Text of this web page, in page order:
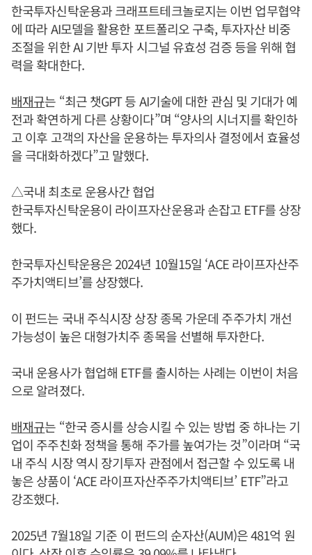
한국투자신탁운용과 크래프트테크놀로지는 이번 업무협약
에 따라 AI모델을 활용한 포트폴리오 구축, 투자자산 비중
조절을 위한 AI 기반 투자 시그널 유효성 검증 등을 위해 협
력을 확대한다.
배재규는 “최근 챗GPT 등 AI기술에 대한 관심 및 기대가 예
전과 확연하게 다른 상황이다”며 “양사의 시너지를 확인하
고 이후 고객의 자산을 운용하는 투자의사 결정에서 효율성
을 극대화하겠다”고 말했다.
△국내 최초로 운용사간 협업
한국투자신탁운용이 라이프자산운용과 손잡고 ETF를 상장
했다.
한국투자신탁운용은 2024년 10월15일 ‘ACE 라이프자산주
주가치액티브’를 상장했다.
이 펀드는 국내 주식시장 상장 종목 가운데 주주가치 개선
가능성이 높은 대형가치주 종목을 선별해 투자한다.
국내 운용사가 협업해 ETF를 출시하는 사례는 이번이 처음
으로 알려졌다.
배재규는 “한국 증시를 상승시킬 수 있는 방법 중 하나는 기
업이 주주친화 정책을 통해 주가를 높여가는 것”이라며 “국
내 주식 시장 역시 장기투자 관점에서 접근할 수 있도록 내
놓은 상품이 ‘ACE 라이프자산주주가치액티브’ ETF”라고
강조했다.
2025년 7월18일 기준 이 펀드의 순자산(AUM)은 481억 원